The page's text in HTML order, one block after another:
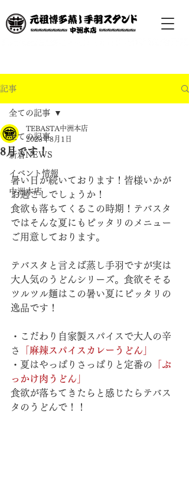
記事
全ての記事
新着NEWS
イベント情報
中洲本店
全ての記事
8月です！
TEBASTA中洲本店
2023年8月1日
暑い日が続いております！皆様いかが
お過ごしでしょうか！
食欲も落ちてくるこの時期！テバスタ
ではそんな夏にもピッタリのメニュー
ご用意しております。
テバスタと言えば蒸し手羽ですが実は
大人気のうどんシリーズ。食欲そそる
ツルツル麺はこの暑い夏にピッタリの
逸品です！
・こだわり自家製スパイスで大人の辛
さ
「麻辣スパイスカレーうどん」
・夏はやっぱりさっぱりと定番の 「ぶ
っかけ肉うどん」
食欲が落ちてきたらと感じたらテバス
タのうどんで！！